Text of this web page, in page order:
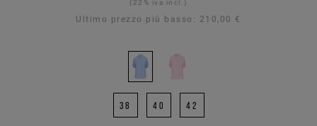
(22% iva incl.)
Ultimo prezzo più basso: 210,00 €
38 40 42